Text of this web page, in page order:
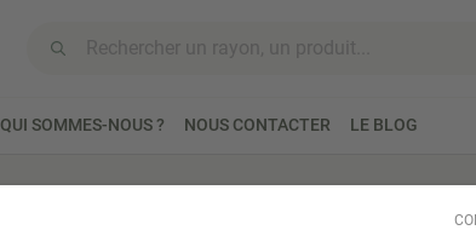
QUI SOMMES-NOUS ? NOUS CONTACTER LE BLOG